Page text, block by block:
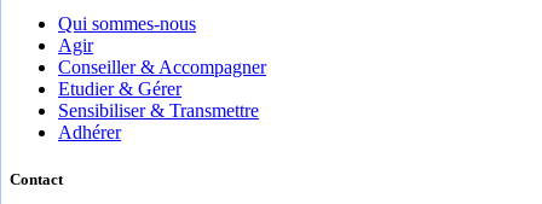
Qui sommes-nous
Agir
Conseiller & Accompagner
Etudier & Gérer
Sensibiliser & Transmettre
Adhérer
Contact